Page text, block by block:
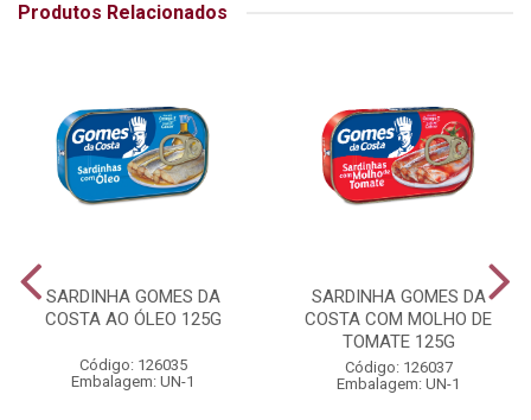
Produtos Relacionados
SARDINHA GOMES DA
COSTA AO ÓLEO 125G
Código: 126035
Embalagem: UN-1
SARDINHA GOMES DA
COSTA COM MOLHO DE
TOMATE 125G
Código: 126037
Embalagem: UN-1